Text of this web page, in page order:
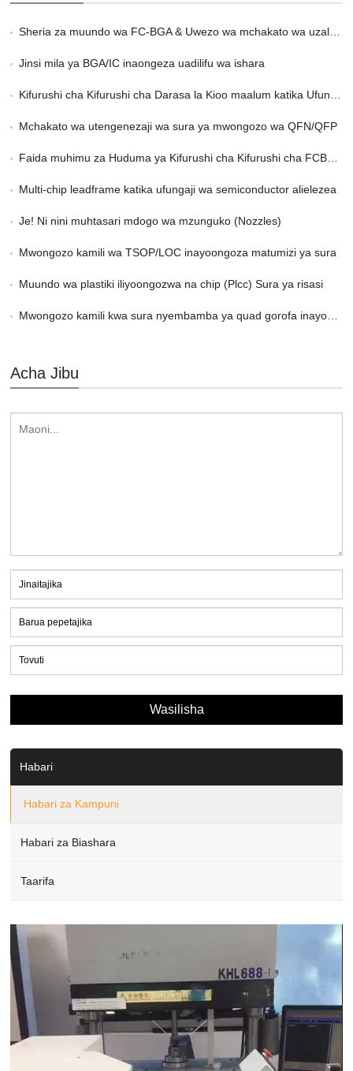
Sheria za muundo wa FC-BGA & Uwezo wa mchakato wa uzalishaji
Jinsi mila ya BGA/IC inaongeza uadilifu wa ishara
Kifurushi cha Kifurushi cha Darasa la Kioo maalum katika Ufungaji wa 2,5 na 3D
Mchakato wa utengenezaji wa sura ya mwongozo wa QFN/QFP
Faida muhimu za Huduma ya Kifurushi cha Kifurushi cha FCBGA katika HPC
Multi-chip leadframe katika ufungaji wa semiconductor alielezea
Je! Ni nini muhtasari mdogo wa mzunguko (Nozzles)
Mwongozo kamili wa TSOP/LOC inayoongoza matumizi ya sura
Muundo wa plastiki iliyoongozwa na chip (Plcc) Sura ya risasi
Mwongozo kamili kwa sura nyembamba ya quad gorofa inayoongoza
Acha Jibu
Habari
Habari za Kampuni
Habari za Biashara
Taarifa
Video
Player